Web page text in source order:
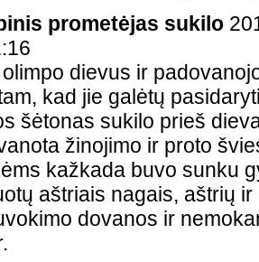
prometėjas sukilo
dievus ir
kad jie galėtų
šėtonas sukilo prieš
žinojimo ir proto
kažkada buvo sunku
aštriais nagais, aštrių
dovanos ir